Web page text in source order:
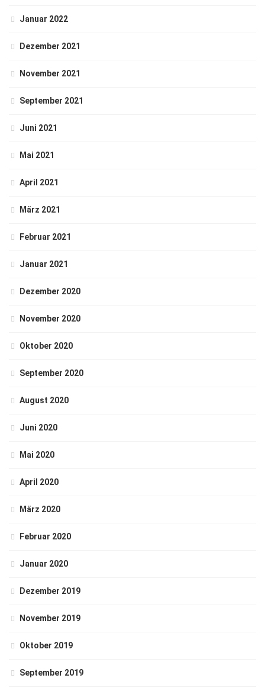
Januar 2022
Dezember 2021
November 2021
September 2021
Juni 2021
Mai 2021
April 2021
März 2021
Februar 2021
Januar 2021
Dezember 2020
November 2020
Oktober 2020
September 2020
August 2020
Juni 2020
Mai 2020
April 2020
März 2020
Februar 2020
Januar 2020
Dezember 2019
November 2019
Oktober 2019
September 2019